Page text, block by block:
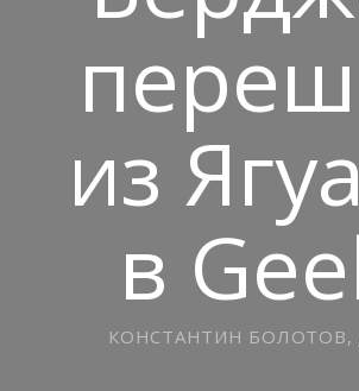
из
в
КОНСТАНТИН БОЛОТОВ,